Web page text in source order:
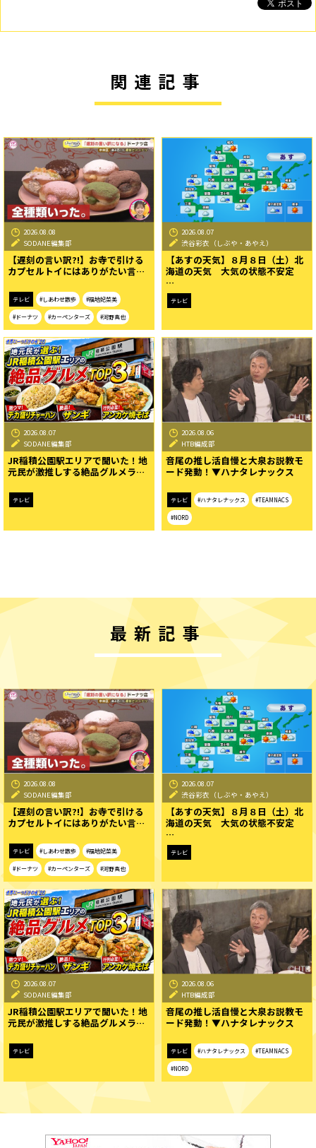
関連記事
2026.08.08
SODANE編集部
【遅刻の言い訳?!】お寺で引ける
カプセルトイにはありがたい言…
テレビ #しあわせ散歩 #福地妃菜美
#ドーナツ #カーペンターズ #河野真也
2026.08.07
渋谷彩衣（しぶや・あやえ）
【あすの天気】８月８日（土）北
海道の天気 大気の状態不安定
…
テレビ
2026.08.07
SODANE編集部
JR稲積公園駅エリアで聞いた！地
元民が激推しする絶品グルメラ…
テレビ
2026.08.06
HTB編成部
音尾の推し活自慢と大泉お説教モ
ード発動！▼ハナタレナックス
テレビ #ハナタレナックス #TEAMNACS
#NORD
最新記事
2026.08.08
SODANE編集部
【遅刻の言い訳?!】お寺で引ける
カプセルトイにはありがたい言…
テレビ #しあわせ散歩 #福地妃菜美
#ドーナツ #カーペンターズ #河野真也
2026.08.07
渋谷彩衣（しぶや・あやえ）
【あすの天気】８月８日（土）北
海道の天気 大気の状態不安定
…
テレビ
2026.08.07
SODANE編集部
JR稲積公園駅エリアで聞いた！地
元民が激推しする絶品グルメラ…
テレビ
2026.08.06
HTB編成部
音尾の推し活自慢と大泉お説教モ
ード発動！▼ハナタレナックス
テレビ #ハナタレナックス #TEAMNACS
#NORD